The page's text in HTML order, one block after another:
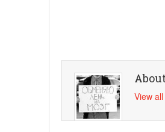
View